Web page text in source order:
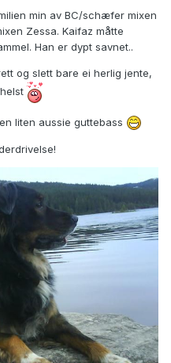
min av BC/schæfer mixen
Zessa. Kaifaz måtte
Han er dypt savnet..
og slett bare ei herlig jente,
liten aussie guttebass